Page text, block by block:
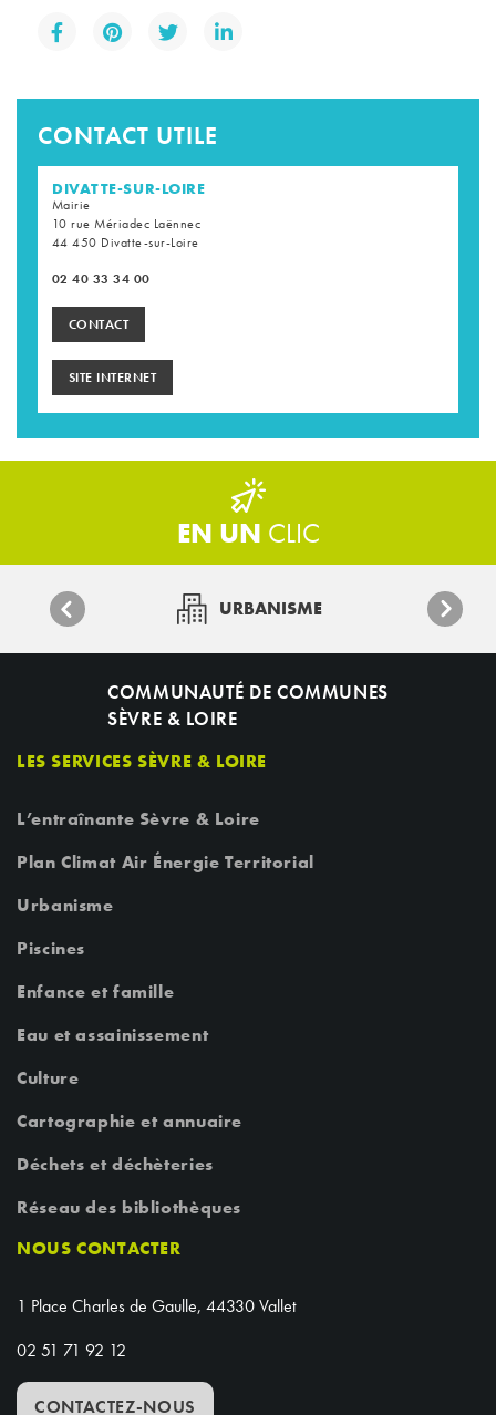
CONTACT UTILE
DIVATTE-SUR-LOIRE
Mairie
10 rue Mériadec Laënnec
44 450 Divatte-sur-Loire
02 40 33 34 00
CONTACT
SITE INTERNET
EN UN CLIC
URBANISME
COMMUNAUTÉ DE COMMUNES
SÈVRE & LOIRE
LES SERVICES SÈVRE & LOIRE
L’entraînante Sèvre & Loire
Plan Climat Air Énergie Territorial
Urbanisme
Piscines
Enfance et famille
Eau et assainissement
Culture
Cartographie et annuaire
Déchets et déchèteries
Réseau des bibliothèques
NOUS CONTACTER
1 Place Charles de Gaulle, 44330 Vallet
02 51 71 92 12
CONTACTEZ-NOUS